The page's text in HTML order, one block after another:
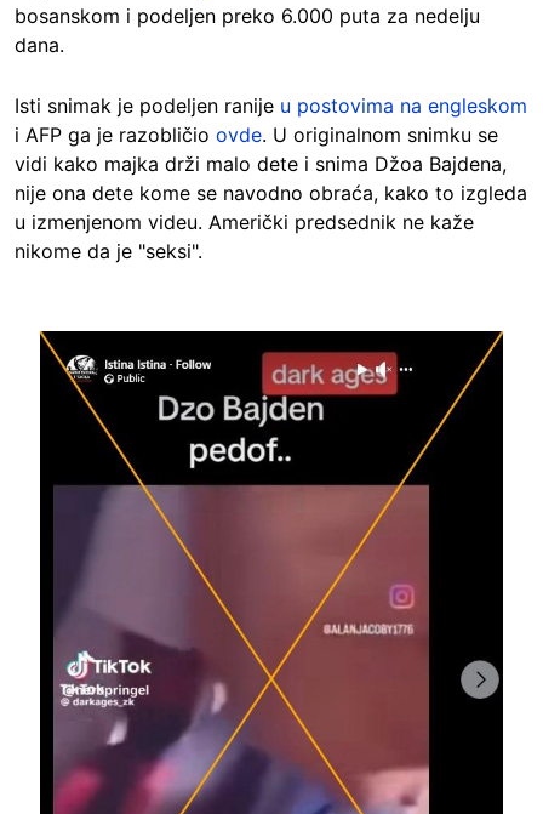
bosanskom i podeljen preko 6.000 puta za nedelju
dana.
Isti snimak je podeljen ranije u postovima na engleskom
i AFP ga je razobličio ovde. U originalnom snimku se
vidi kako majka drži malo dete i snima Džoa Bajdena,
nije ona dete kome se navodno obraća, kako to izgleda
u izmenjenom videu. Američki predsednik ne kaže
nikome da je "seksi".
Image